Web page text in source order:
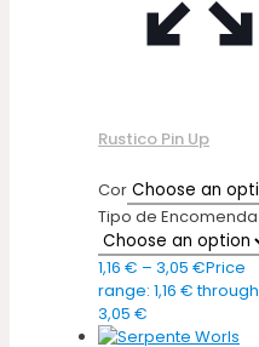
Rustico Pin Up
Cor
Tipo de Encomenda
1,16 € – 3,05 €Price
range: 1,16 € through
3,05 €